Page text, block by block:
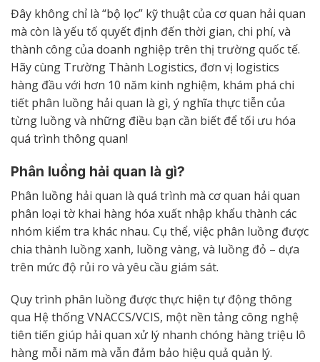
Đây không chỉ là “bộ lọc” kỹ thuật của cơ quan hải quan
mà còn là yếu tố quyết định đến thời gian, chi phí, và
thành công của doanh nghiệp trên thị trường quốc tế.
Hãy cùng Trường Thành Logistics, đơn vị logistics
hàng đầu với hơn 10 năm kinh nghiệm, khám phá chi
tiết phân luồng hải quan là gì, ý nghĩa thực tiễn của
từng luồng và những điều bạn cần biết để tối ưu hóa
quá trình thông quan!
Phân luồng hải quan là gì?
Phân luồng hải quan là quá trình mà cơ quan hải quan
phân loại tờ khai hàng hóa xuất nhập khẩu thành các
nhóm kiểm tra khác nhau. Cụ thể, việc phân luồng được
chia thành luồng xanh, luồng vàng, và luồng đỏ – dựa
trên mức độ rủi ro và yêu cầu giám sát.
Quy trình phân luồng được thực hiện tự động thông
qua Hệ thống VNACCS/VCIS, một nền tảng công nghệ
tiên tiến giúp hải quan xử lý nhanh chóng hàng triệu lô
hàng mỗi năm mà vẫn đảm bảo hiệu quả quản lý.